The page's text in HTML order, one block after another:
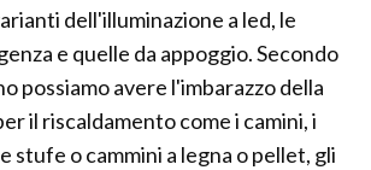
dell'illuminazione a led, le
e quelle da appoggio. Secondo
possiamo avere l'imbarazzo della
il riscaldamento come i camini, i
stufe o cammini a legna o pellet, gli